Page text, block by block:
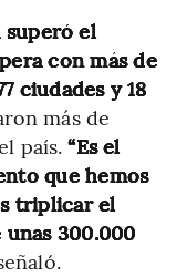
superó el
con más de
ciudades y 18
más de
país.“Es el
que hemos
triplicar el
300.000